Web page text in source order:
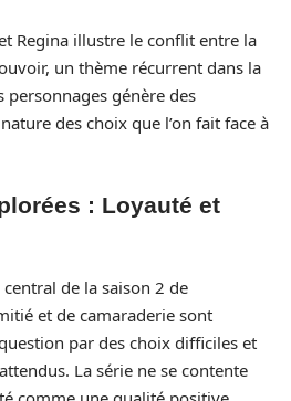
Regina illustre le conflit entre la
un thème récurrent dans la
personnages génère des
des choix que l’on fait face à
: Loyauté et
de la saison 2 de
et de camaraderie sont
par des choix difficiles et
La série ne se contente